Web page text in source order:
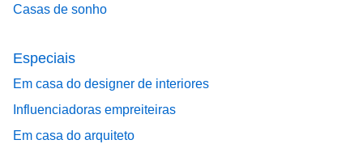
Casas de sonho
Especiais
Em casa do designer de interiores
Influenciadoras empreiteiras
Em casa do arquiteto